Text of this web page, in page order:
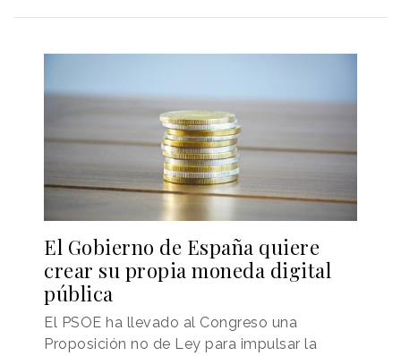
El Gobierno de España quiere
crear su propia moneda digital
pública
El PSOE ha llevado al Congreso una
Proposición no de Ley para impulsar la